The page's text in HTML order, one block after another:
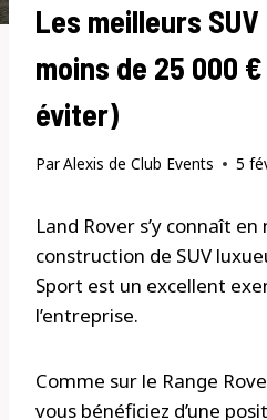
Les meilleurs SUV
moins de 25 000
éviter)
ParAlexis de Club Events 5
Land Rover s’y connaît
construction de SUV
Sport est un excellent
l’entreprise.
Comme sur le Range
vous bénéficiez d’une